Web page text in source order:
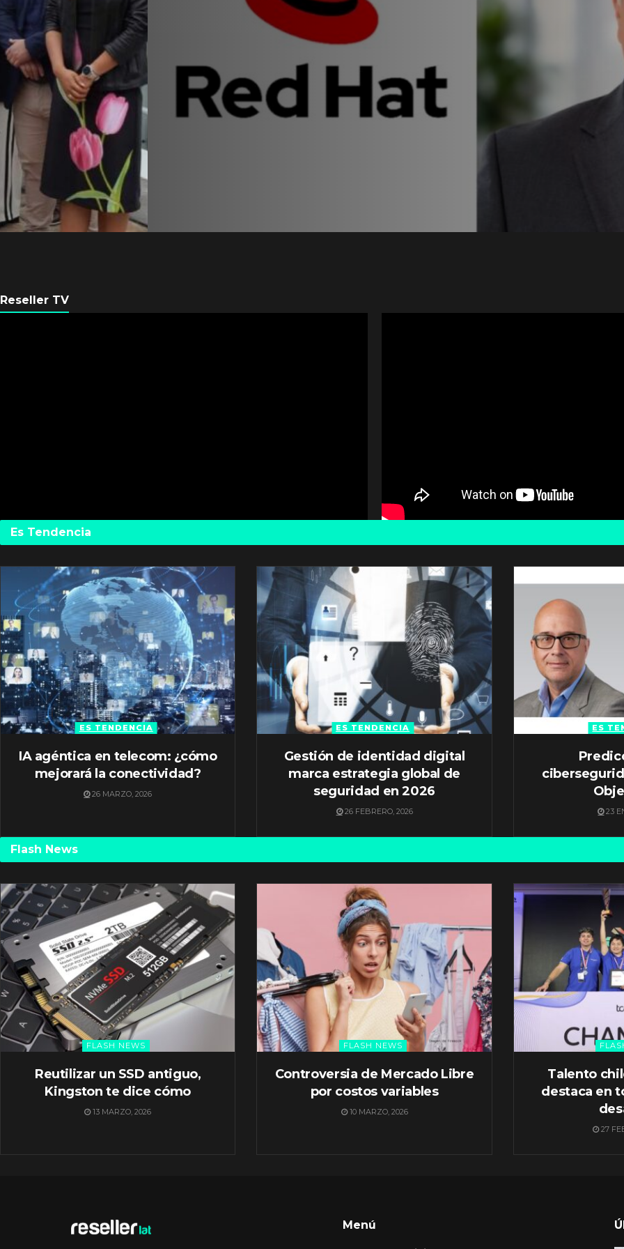
Equipo de Red Hat en
Latam se consolida con
Sinuhé Sánchez
PORREDACCIÓN LATAM 4 AGOSTO, 2026
Reseller TV
Es Tendencia
ES TENDENCIA
IA agéntica en telecom: ¿cómo
mejorará la conectividad?
26 MARZO, 2026
ES TENDENCIA
Gestión de identidad digital
marca estrategia global de
seguridad en 2026
26 FEBRERO, 2026
ES
23
Flash News
FLASH NEWS
Reutilizar un SSD antiguo,
Kingston te dice cómo
13 MARZO, 2026
FLASH NEWS
Controversia de Mercado Libre
por costos variables
10 MARZO, 2026
Talento
destaca en
27
Menú